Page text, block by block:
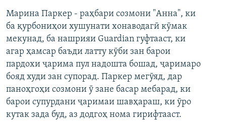
Марина Паркер - раҳбари созмони "Анна", ки
ба қурбониҳои хушунати хонаводагӣ кӯмак
мекунад, ба нашрияи Guardian гуфтааст, ки
агар ҳамсар баъди латту кӯби зан барои
пардохи ҷарима пул надошта бошад, ҷаримаро
бояд худи зан супорад. Паркер мегӯяд, дар
паноҳгоҳи созмони ӯ зане басар мебарад, ки
барои супурдани ҷаримаи шавҳараш, ки ӯро
кутак зада буд, аз додгоҳ нома гирифтааст.